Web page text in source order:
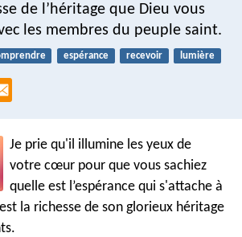
de l’héritage que Dieu vous
les membres du peuple saint.
espérance recevoir lumière
Je prie qu'il illumine les yeux de
votre cœur pour que vous sachiez
quelle est l’espérance qui s'attache à
la richesse de son glorieux héritage